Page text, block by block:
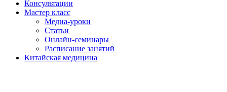
Консультации
Мастер класс
Медиа-уроки
Статьи
Онлайн-семинары
Расписание занятий
Китайская медицина